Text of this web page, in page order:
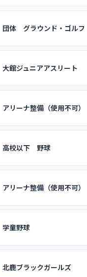
団体 グラウンド・ゴルフ
大館ジュニアアスリート
アリーナ整備（使用不可）
高校以下 野球
アリーナ整備（使用不可）
学童野球
北鹿ブラックガールズ